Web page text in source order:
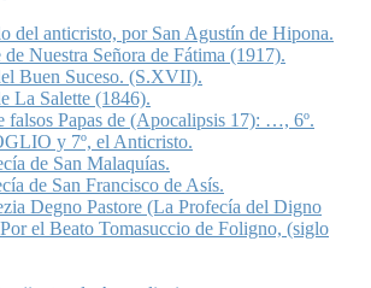
del anticristo, por San Agustín de Hipona.
de Nuestra Señora de Fátima (1917).
Buen Suceso. (S.XVII).
La Salette (1846).
falsos Papas de (Apocalipsis 17): …, 6º.
y 7º, el Anticristo.
de San Malaquías.
de San Francisco de Asís.
Degno Pastore (La Profecía del Digno
el Beato Tomasuccio de Foligno, (siglo